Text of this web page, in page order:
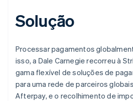
Solução
Processar pagamentos
isso, a Dale Carnegie recorreu à
gama flexível de soluções de
para uma rede de parceiros
Afterpay, e o recolhimento de